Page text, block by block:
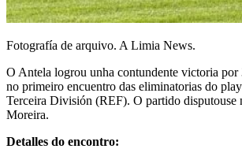
Fotografía de arquivo. A Limia News.
O Antela logrou unha contundente victoria por
no primeiro encuentro das eliminatorias do
Terceira División (REF). O partido disputouse
Moreira.
Detalles do encontro: